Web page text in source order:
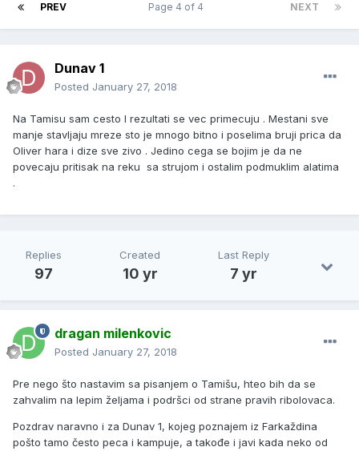
PREV NEXT
Page 4 of 4
Dunav 1
Posted January 27, 2018
Na Tamisu sam cesto I rezultati se vec primecuju . Mestani sve
manje stavljaju mreze sto je mnogo bitno i poselima bruji prica da
Oliver hara i dize sve zivo . Jedino cega se bojim je da ne
povecaju pritisak na reku sa strujom i ostalim podmuklim alatima
.
Replies
97
Created
10 yr
Last Reply
7 yr
dragan milenkovic
Posted January 27, 2018
Pre nego što nastavim sa pisanjem o Tamišu, hteo bih da se
zahvalim na lepim željama i podršci od strane pravih ribolovaca.
Pozdrav naravno i za Dunav 1, kojeg poznajem iz Farkaždina
pošto tamo često peca i kampuje, a takođe i javi kada neko od